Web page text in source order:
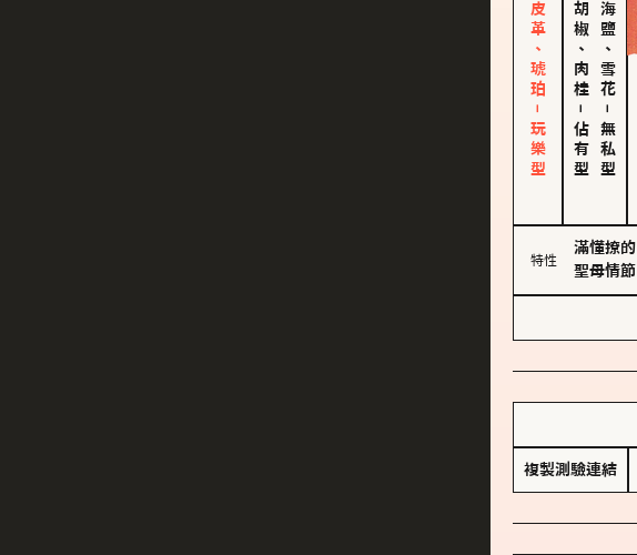
皮革、琥珀－玩樂型 胡椒、肉桂
－
佔有型
海鹽、雪花
－
無私型
特性
滿懂撩的
聖母情節
複製測驗連結